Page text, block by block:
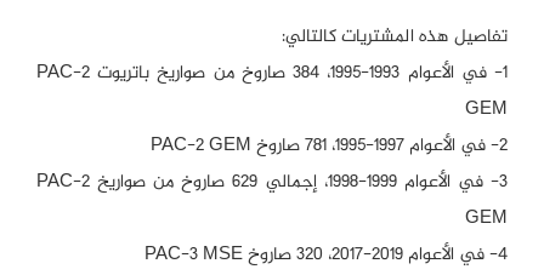
تفاصيل هذه المشتريات كالتالي:
1- في الأعوام 1993-1995، 384 صاروخ من صواريخ باتريوت PAC-2
GEM
2- في الأعوام 1997-1995، 781 صاروخ PAC-2 GEM
3- في الأعوام 1999-1998، إجمالي 629 صاروخ من صواريخ PAC-2
GEM
4- في الأعوام 2019-2017، 320 صاروخ PAC-3 MSE